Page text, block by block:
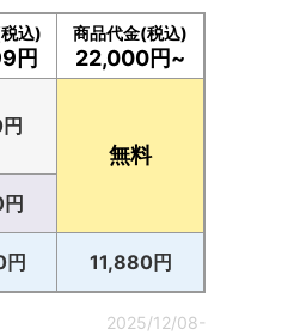
込)
円
商品代金(税込)
22,000円~
無料
11,880円
2025/12/08-